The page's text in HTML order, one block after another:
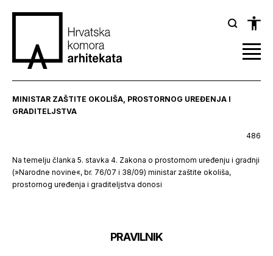
MINISTAR ZAŠTITE OKOLIŠA, PROSTORNOG UREĐENJA I
GRADITELJSTVA
486
Na temelju članka 5. stavka 4. Zakona o prostornom uređenju i gradnji
(»Narodne novine«, br. 76/07 i 38/09) ministar zaštite okoliša,
prostornog uređenja i graditeljstva donosi
PRAVILNIK